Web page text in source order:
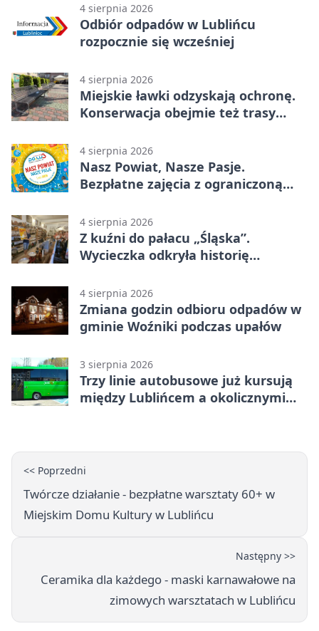
4 sierpnia 2026
Odbiór odpadów w Lublińcu
rozpocznie się wcześniej
4 sierpnia 2026
Miejskie ławki odzyskają ochronę.
Konserwacja obejmie też trasy
4 sierpnia 2026
Nasz Powiat, Nasze Pasje.
Bezpłatne zajęcia z ograniczoną
4 sierpnia 2026
Z kuźni do pałacu „Śląska”.
Wycieczka odkryła historię
4 sierpnia 2026
Zmiana godzin odbioru odpadów w
gminie Woźniki podczas upałów
3 sierpnia 2026
Trzy linie autobusowe już kursują
między Lublińcem a okolicznymi
<< Poprzedni
Twórcze działanie - bezpłatne warsztaty 60+ w
Miejskim Domu Kultury w Lublińcu
Następny >>
Ceramika dla każdego - maski karnawałowe na
zimowych warsztatach w Lublińcu